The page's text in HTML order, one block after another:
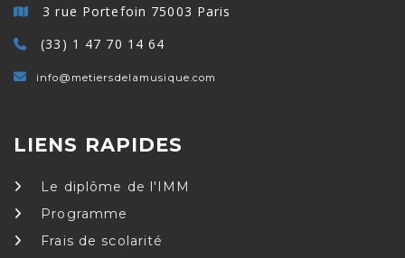
3 rue Portefoin 75003 Paris
(33) 1 47 70 14 64
info@metiersdelamusique.com
LIENS RAPIDES
Le diplôme de l'IMM
Programme
Frais de scolarité